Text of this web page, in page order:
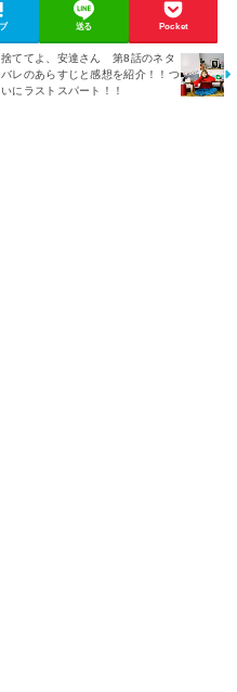
送る Pocket
捨ててよ、安達さん 第8話のネタ
バレのあらすじと感想を紹介！！つ
いにラストスパート！！